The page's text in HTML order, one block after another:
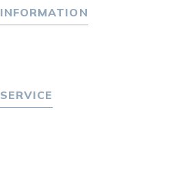
INFORMATION
SERVICE